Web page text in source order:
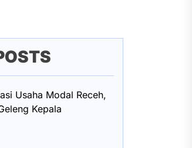
Usaha Modal Receh,
Kepala